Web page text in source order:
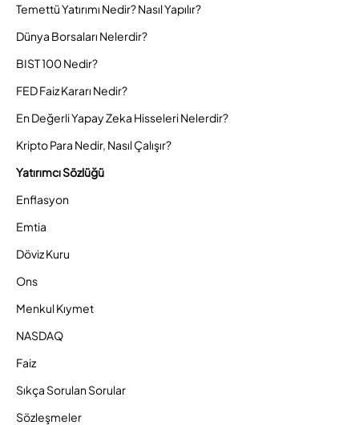
Temettü Yatırımı Nedir? Nasıl Yapılır?
Dünya Borsaları Nelerdir?
BIST 100 Nedir?
FED Faiz Kararı Nedir?
En Değerli Yapay Zeka Hisseleri Nelerdir?
Kripto Para Nedir, Nasıl Çalışır?
Yatırımcı Sözlüğü
Enflasyon
Emtia
Döviz Kuru
Ons
Menkul Kıymet
NASDAQ
Faiz
Sıkça Sorulan Sorular
Sözleşmeler